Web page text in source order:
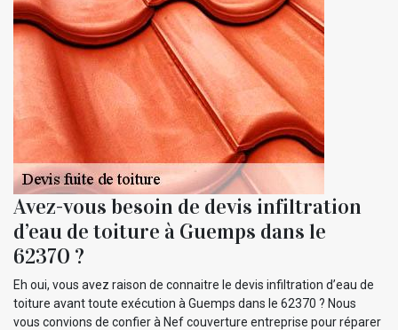
Avez-vous besoin de devis infiltration
d’eau de toiture à Guemps dans le
62370 ?
Eh oui, vous avez raison de connaitre le devis infiltration d’eau de
toiture avant toute exécution à Guemps dans le 62370 ? Nous
vous convions de confier à Nef couverture entreprise pour réparer